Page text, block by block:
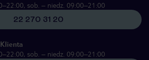
sob. – niedz. 09:00–21:00
22 270 31 20
sob. – niedz. 09:00–21:00